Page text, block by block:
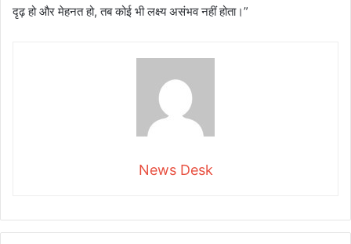
दृढ़ हो और मेहनत हो, तब कोई भी लक्ष्य असंभव नहीं होता।”
News Desk